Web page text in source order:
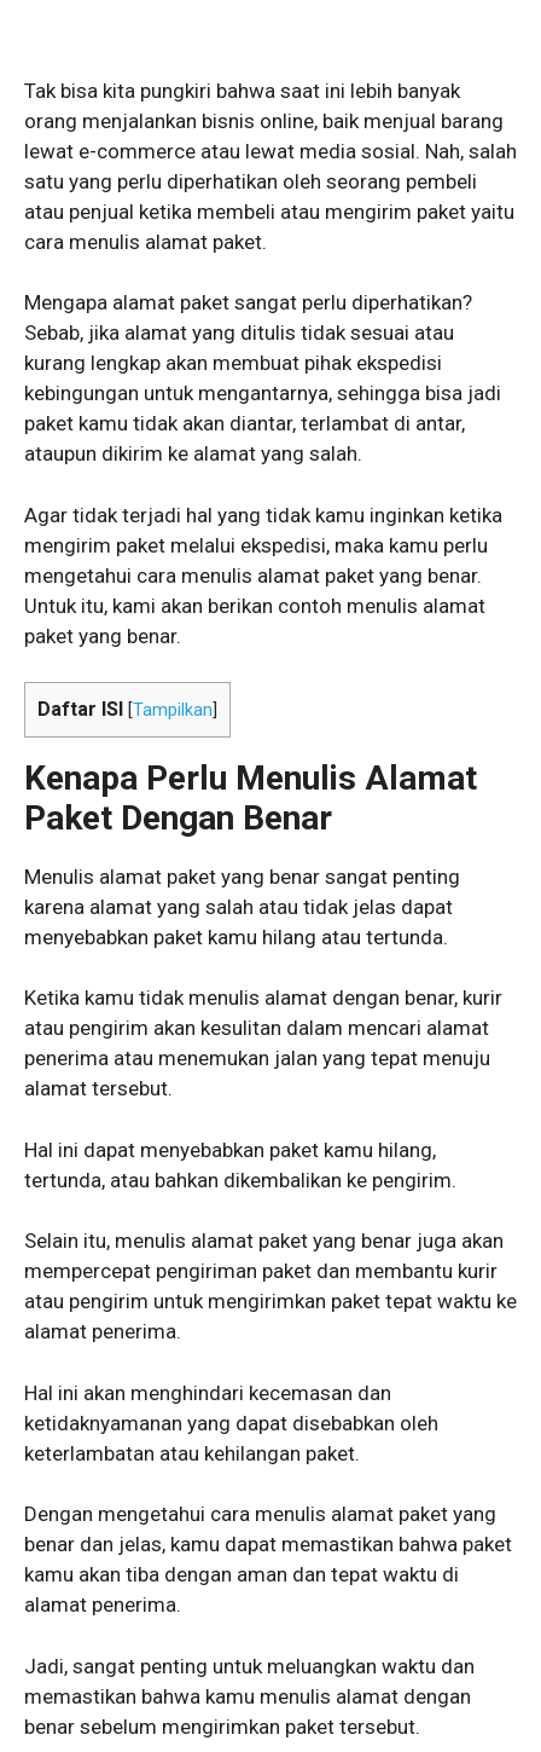
Tak bisa kita pungkiri bahwa saat ini lebih banyak
orang menjalankan bisnis online, baik menjual barang
lewat e-commerce atau lewat media sosial. Nah, salah
satu yang perlu diperhatikan oleh seorang pembeli
atau penjual ketika membeli atau mengirim paket yaitu
cara menulis alamat paket.
Mengapa alamat paket sangat perlu diperhatikan?
Sebab, jika alamat yang ditulis tidak sesuai atau
kurang lengkap akan membuat pihak ekspedisi
kebingungan untuk mengantarnya, sehingga bisa jadi
paket kamu tidak akan diantar, terlambat di antar,
ataupun dikirim ke alamat yang salah.
Agar tidak terjadi hal yang tidak kamu inginkan ketika
mengirim paket melalui ekspedisi, maka kamu perlu
mengetahui cara menulis alamat paket yang benar.
Untuk itu, kami akan berikan contoh menulis alamat
paket yang benar.
Daftar ISI [Tampilkan
Kenapa Perlu Menulis Alamat
Paket Dengan Benar
Menulis alamat paket yang benar sangat penting
karena alamat yang salah atau tidak jelas dapat
menyebabkan paket kamu hilang atau tertunda.
Ketika kamu tidak menulis alamat dengan benar, kurir
atau pengirim akan kesulitan dalam mencari alamat
penerima atau menemukan jalan yang tepat menuju
alamat tersebut.
Hal ini dapat menyebabkan paket kamu hilang,
tertunda, atau bahkan dikembalikan ke pengirim.
Selain itu, menulis alamat paket yang benar juga akan
mempercepat pengiriman paket dan membantu kurir
atau pengirim untuk mengirimkan paket tepat waktu ke
alamat penerima.
Hal ini akan menghindari kecemasan dan
ketidaknyamanan yang dapat disebabkan oleh
keterlambatan atau kehilangan paket.
Dengan mengetahui cara menulis alamat paket yang
benar dan jelas, kamu dapat memastikan bahwa paket
kamu akan tiba dengan aman dan tepat waktu di
alamat penerima.
Jadi, sangat penting untuk meluangkan waktu dan
memastikan bahwa kamu menulis alamat dengan
benar sebelum mengirimkan paket tersebut.